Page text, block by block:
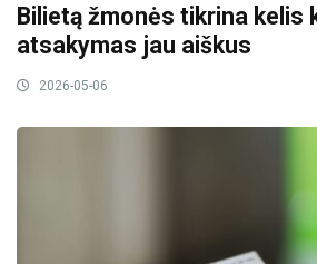
Bilietą žmonės tikrina kelis
atsakymas jau aiškus
2026-05-06